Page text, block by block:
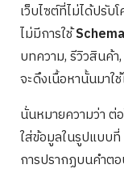
เว็บไซต์ที่ไม่ได้ปรั
ไม่มีการใช้
บทความ, รีวิวสินค้
จะดึงเนื้อหานั้นมาใ
นั่นหมายความว่า ต่
ใส่ข้อมูลในรูปแบบที่
การปรากฏบนคำต